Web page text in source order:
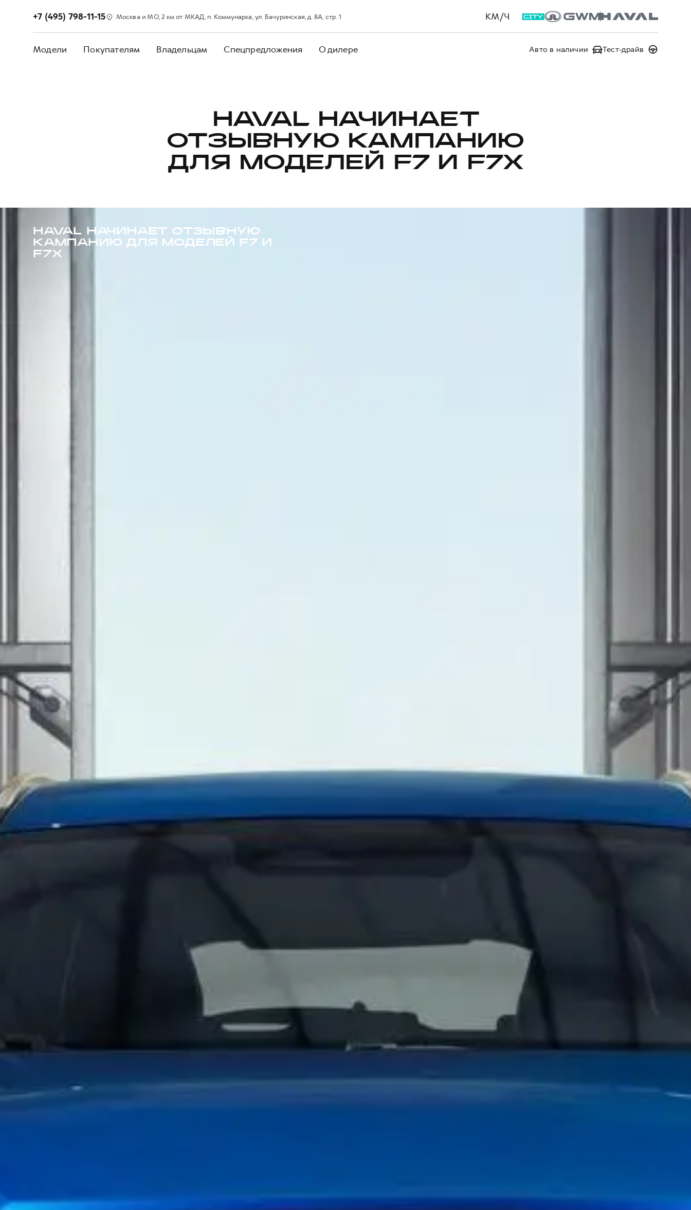
КМ/Ч
+7 (495) 798-11-15 Москва и МО, 2 км от МКАД, п. Коммунарка, ул. Бачуринская, д. 8А, стр. 1
Модели Покупателям Владельцам Спецпредложения О дилере Авто в наличии Тест-драйв
HAVAL НАЧИНАЕТ
ОТЗЫВНУЮ КАМПАНИЮ
ДЛЯ МОДЕЛЕЙ F7 И F7X
HAVAL НАЧИНАЕТ ОТЗЫВНУЮ
КАМПАНИЮ ДЛЯ МОДЕЛЕЙ F7 И
F7X